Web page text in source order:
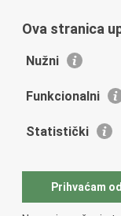
Ova stranica
Nužni
Funkcionalni
Statistički
Prihvaćam